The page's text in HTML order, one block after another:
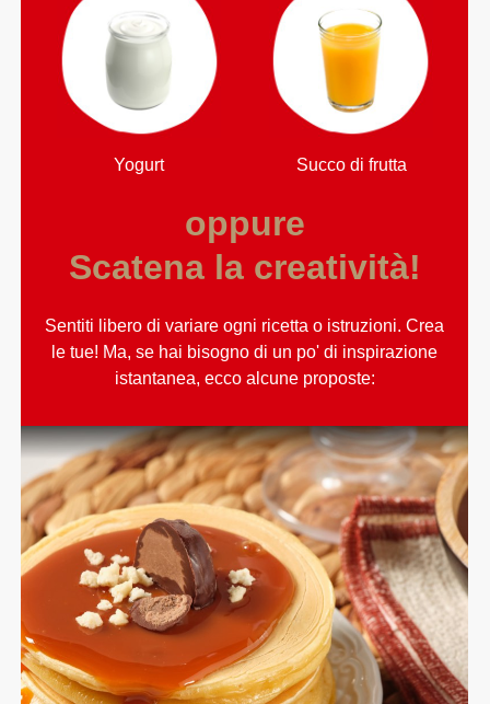
Yogurt Succo di frutta
oppure
Scatena la creatività!
Sentiti libero di variare ogni ricetta o istruzioni. Crea
le tue! Ma, se hai bisogno di un po' di inspirazione
istantanea, ecco alcune proposte: